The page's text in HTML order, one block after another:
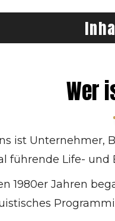
Events
mit Prominenten
Wer
ist Unternehmer,
führende Life- und
1980er Jahren